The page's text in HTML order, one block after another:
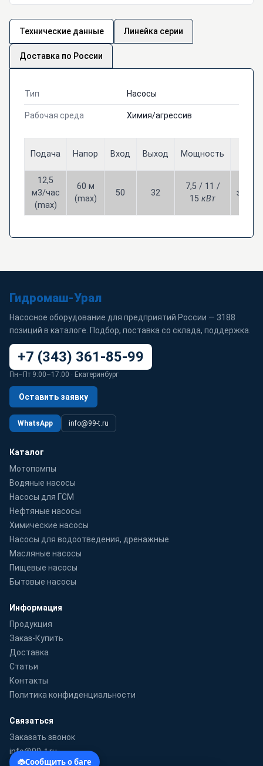
Технические данные Линейка серии
Доставка по России
Тип Насосы
Рабочая среда Химия/агрессив
Подача Напор Вход Выход Мощность
12,5
м3/час
(max)
60 м
(max)
50 32
7,5 / 11 /
15 кВт
Гидромаш-Урал
Насосное оборудование для предприятий России — 3188
позиций в каталоге. Подбор, поставка со склада, поддержка.
+7 (343) 361-85-99
Пн–Пт 9:00–17:00 · Екатеринбург
Оставить заявку
WhatsApp info@99-t.ru
Каталог
Мотопомпы
Водяные насосы
Насосы для ГСМ
Нефтяные насосы
Химические насосы
Насосы для водоотведения, дренажные
Масляные насосы
Пищевые насосы
Бытовые насосы
Информация
Продукция
Заказ-Купить
Доставка
Статьи
Контакты
Политика конфиденциальности
Связаться
Заказать звонок
info@99-t.ru